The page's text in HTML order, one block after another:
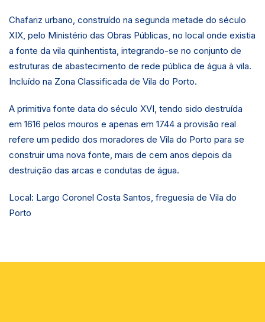
Chafariz urbano, construído na segunda metade do século
XIX, pelo Ministério das Obras Públicas, no local onde existia
a fonte da vila quinhentista, integrando-se no conjunto de
estruturas de abastecimento de rede pública de água à vila.
Incluído na Zona Classificada de Vila do Porto.
A primitiva fonte data do século XVI, tendo sido destruída
em 1616 pelos mouros e apenas em 1744 a provisão real
refere um pedido dos moradores de Vila do Porto para se
construir uma nova fonte, mais de cem anos depois da
destruição das arcas e condutas de água.
Local: Largo Coronel Costa Santos, freguesia de Vila do
Porto